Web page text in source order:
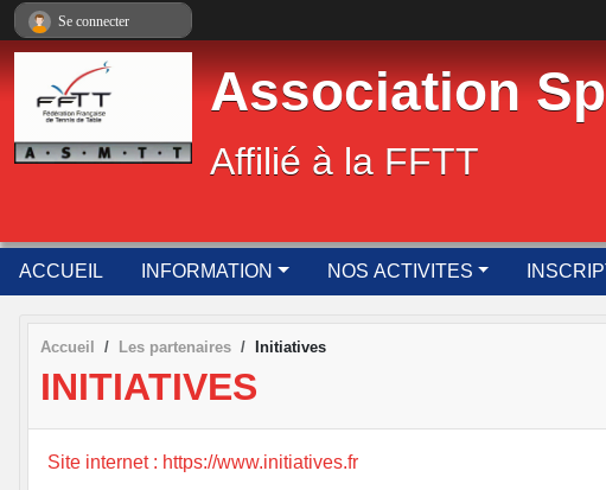
Association
Affilié à la FFTT
ACCUEIL INFORMATION NOS ACTIVITES
Accueil Les partenaires Initiatives
INITIATIVES
Site internet : https://www.initiatives.fr
Se connecter
Panneau de gestion des cookies